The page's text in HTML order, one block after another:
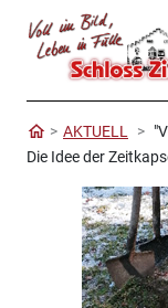
AKTUELL
Die Idee der